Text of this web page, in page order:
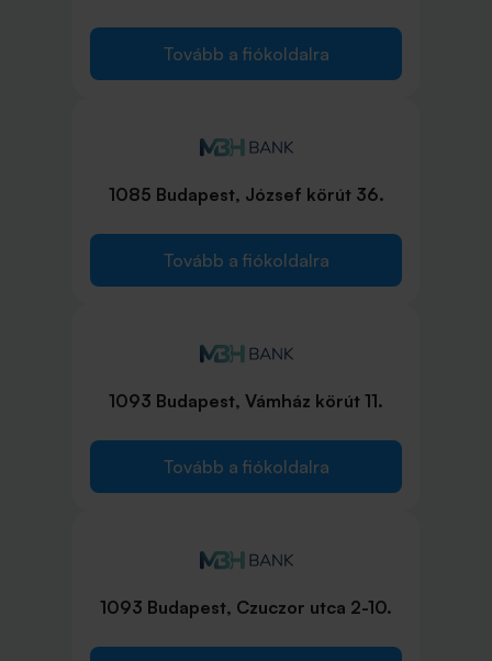
Tovább a fiókoldalra
1085 Budapest, József körút 36.
Tovább a fiókoldalra
1093 Budapest, Vámház körút 11.
Tovább a fiókoldalra
1093 Budapest, Czuczor utca 2-10.